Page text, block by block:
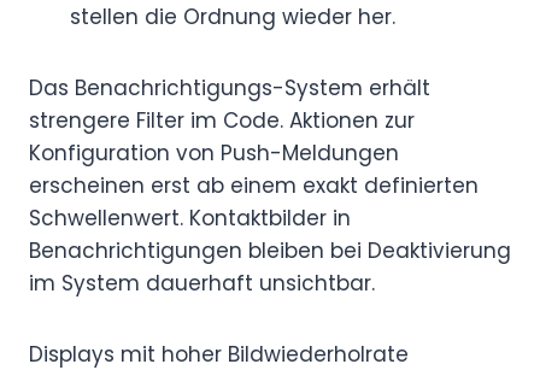
stellen die Ordnung wieder her.
Das Benachrichtigungs-System erhält
strengere Filter im Code. Aktionen zur
Konfiguration von Push-Meldungen
erscheinen erst ab einem exakt definierten
Schwellenwert. Kontaktbilder in
Benachrichtigungen bleiben bei Deaktivierung
im System dauerhaft unsichtbar.
Displays mit hoher Bildwiederholrate